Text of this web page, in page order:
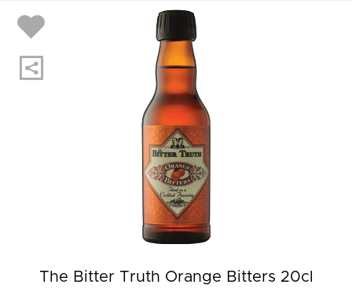
The Bitter Truth Orange Bitters 20cl